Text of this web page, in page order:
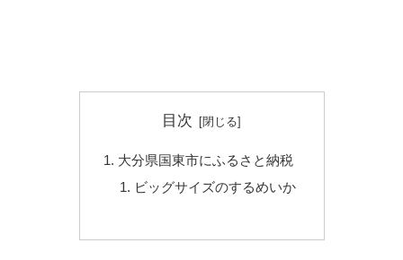
目次
大分県国東市にふるさと納税
ビッグサイズのするめいか